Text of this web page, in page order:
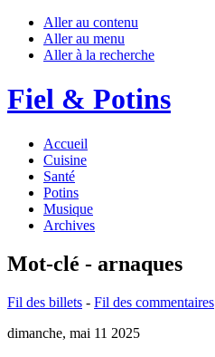
Aller au contenu
Aller au menu
Aller à la recherche
Fiel & Potins
Accueil
Cuisine
Santé
Potins
Musique
Archives
Mot-clé - arnaques
Fil des billets - Fil des commentaires
dimanche, mai 11 2025